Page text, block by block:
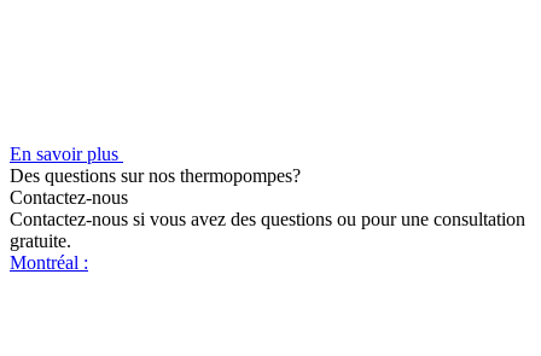
En savoir plus
Des questions sur nos thermopompes?
Contactez-nous
Contactez-nous si vous avez des questions ou pour une consultation
gratuite.
Montréal :